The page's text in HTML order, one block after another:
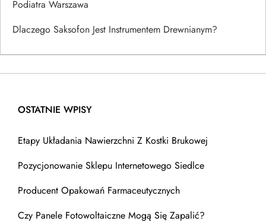
Podiatra Warszawa
Dlaczego Saksofon Jest Instrumentem Drewnianym?
OSTATNIE WPISY
Etapy Układania Nawierzchni Z Kostki Brukowej
Pozycjonowanie Sklepu Internetowego Siedlce
Producent Opakowań Farmaceutycznych
Czy Panele Fotowoltaiczne Mogą Się Zapalić?